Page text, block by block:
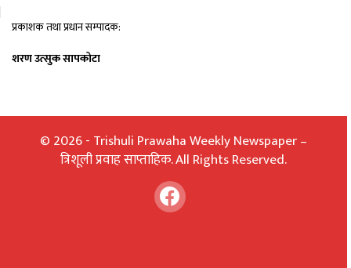
प्रकाशक तथा प्रधान सम्पादक:
शरण उत्सुक सापकोटा
© 2026 - Trishuli Prawaha Weekly Newspaper –
त्रिशूली प्रवाह साप्ताहिक. All Rights Reserved.